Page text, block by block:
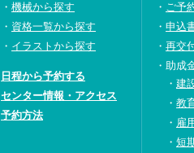
機械から探す
資格一覧から探す
イラストから探す
日程から予約する
センター情報・アクセス
予約方法
ご予
申込
再交
助成
建
教
雇
短